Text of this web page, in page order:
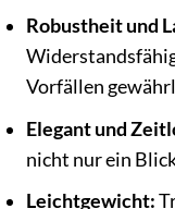
Robustheit und
Vorfällen
Elegant und
nicht nur ein
Leichtgewicht: